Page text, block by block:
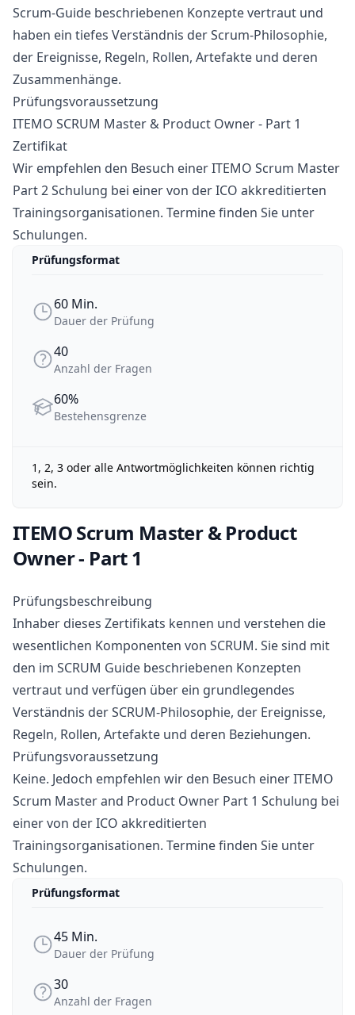
Scrum-Guide beschriebenen Konzepte vertraut und
haben ein tiefes Verständnis der Scrum-Philosophie,
der Ereignisse, Regeln, Rollen, Artefakte und deren
Zusammenhänge.
Prüfungsvoraussetzung
ITEMO SCRUM Master & Product Owner - Part 1
Zertifikat
Wir empfehlen den Besuch einer ITEMO Scrum Master
Part 2 Schulung bei einer von der ICO akkreditierten
Trainingsorganisationen. Termine finden Sie unter
Schulungen.
Prüfungsformat
Dauer der Prüfung
60 Min.
Dauer der Prüfung
Anzahl der Fragen
40
Anzahl der Fragen
Bestehensgrenze
60%
Bestehensgrenze
1, 2, 3 oder alle Antwortmöglichkeiten können richtig
sein.
ITEMO Scrum Master & Product
Owner - Part 1
Prüfungsbeschreibung
Inhaber dieses Zertifikats kennen und verstehen die
wesentlichen Komponenten von SCRUM. Sie sind mit
den im SCRUM Guide beschriebenen Konzepten
vertraut und verfügen über ein grundlegendes
Verständnis der SCRUM-Philosophie, der Ereignisse,
Regeln, Rollen, Artefakte und deren Beziehungen.
Prüfungsvoraussetzung
Keine. Jedoch empfehlen wir den Besuch einer ITEMO
Scrum Master and Product Owner Part 1 Schulung bei
einer von der ICO akkreditierten
Trainingsorganisationen. Termine finden Sie unter
Schulungen.
Prüfungsformat
Dauer der Prüfung
45 Min.
Dauer der Prüfung
Anzahl der Fragen
30
Anzahl der Fragen